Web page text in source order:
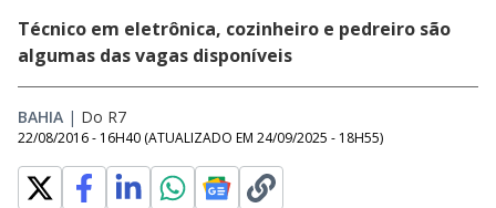
Técnico em eletrônica, cozinheiro e pedreiro são
algumas das vagas disponíveis
BAHIA | Do R7
22/08/2016 - 16H40 (ATUALIZADO EM 24/09/2025 - 18H55)